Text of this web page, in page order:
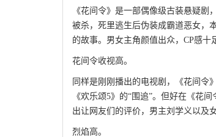
《花间令》是一部偶像级古装悬疑
被杀，死里逃生后伪装成霸道恶女，
的故事。男女主角颜值出众，CP感十
花间令收视高。
同样是刚刚播出的电视剧，《花间令
《欢乐颂5》的“围追”。但好在《花
出让网友们的评价，男主刘学义以及
烈焰高。